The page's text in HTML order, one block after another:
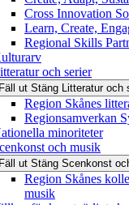
Cross Innovation
Learn, Create,
Regional Skills
och serier
Fäll ut Stäng Litteratur och
Region Skånes
Regionsamverkan
minoriteter
och musik
Fäll ut Stäng Scenkonst
Region Skånes
musik